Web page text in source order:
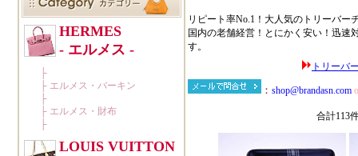
リピート率No.1！大人気のトリーバー
国内の老舗経営！とにかく安い！迅速
す。
トリーバ
合計113